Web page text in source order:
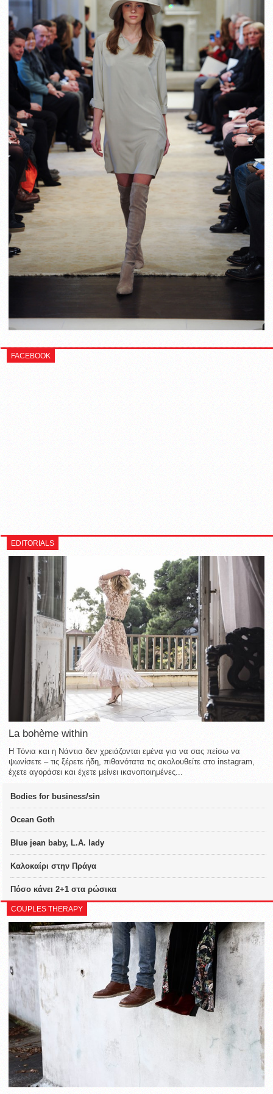
FACEBOOK
EDITORIALS
La bohème within
Η Τόνια και η Νάντια δεν χρειάζονται εμένα για να σας πείσω να
ψωνίσετε – τις ξέρετε ήδη, πιθανότατα τις ακολουθείτε στο instagram,
έχετε αγοράσει και έχετε μείνει ικανοποιημένες...
Bodies for business/sin
Ocean Goth
Blue jean baby, L.A. lady
Καλοκαίρι στην Πράγα
Πόσο κάνει 2+1 στα ρώσικα
COUPLES THERAPY